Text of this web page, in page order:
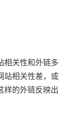
相关性和外链多
站相关性差，或
样的外链反映出